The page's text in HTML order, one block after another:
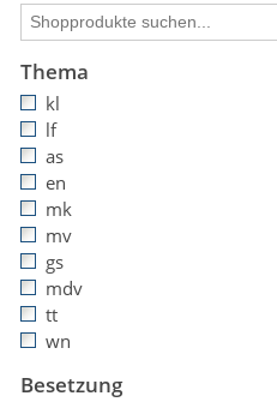
Thema
kl
lf
as
en
mk
mv
gs
mdv
tt
wn
Besetzung